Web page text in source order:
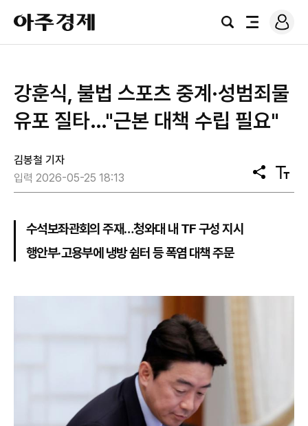
아
주
경
검
전
로
그
강훈식, 불법 스포츠 중계·성범죄물
유포 질타…"근본 대책 수립 필요"
김봉철 기자
입력 2026-05-25 18:13
공
유
텍
스
수석보좌관회의 주재…청와대 내 TF 구성 지시
행안부·고용부에 냉방 쉼터 등 폭염 대책 주문